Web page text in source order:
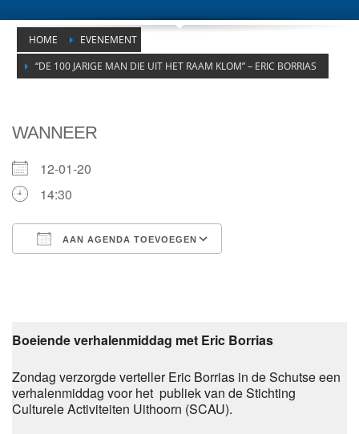
HOME
EVENEMENT
“DE 100 JARIGE MAN DIE UIT HET RAAM KLOM” – ERIC BORRIAS
WANNEER
12-01-20
14:30
AAN AGENDA TOEVOEGEN
Boeiende verhalenmiddag met Eric Borrias
Zondag verzorgde verteller Eric Borrias in de Schutse een
verhalenmiddag voor het publiek van de Stichting
Culturele Activiteiten Uithoorn (SCAU).